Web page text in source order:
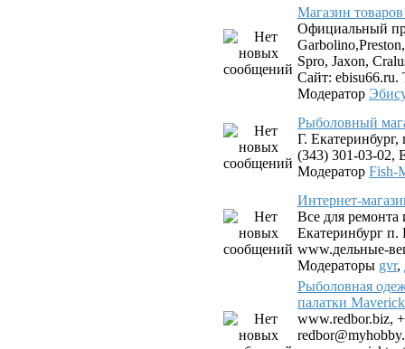
Магазин
Официальный
Spro, Jaxon,
Сайт: ebisu66.ru.
Модератор
Рыболовный
Г.
(343) 301-03-02,
Модератор Fish-
Интернет-
Все для ремонта
Екатеринбург п.
www.дельные-
Модераторы gvr,
Рыболовная
палатки Maverick
www.redbor.biz,